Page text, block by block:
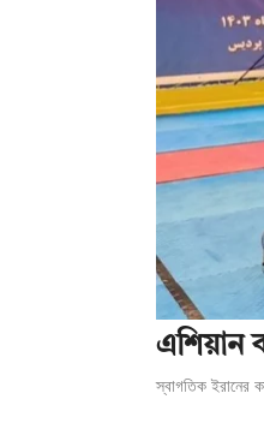
এশিয়ান
স্বাগতিক ইরানের